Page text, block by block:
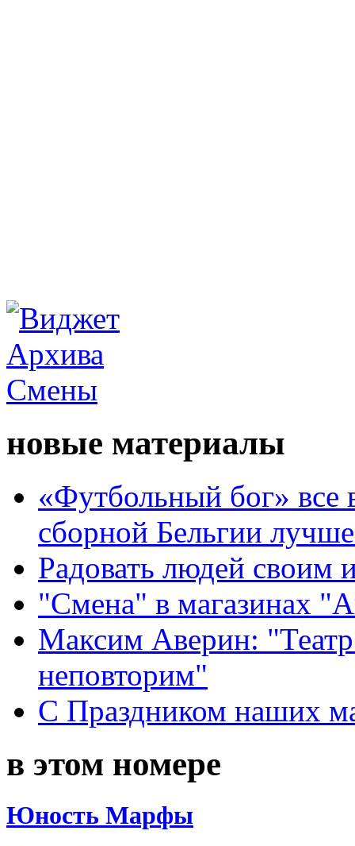
новые материалы
«Футбольный бог» все
сборной Бельгии
Радовать людей своим
"Смена" в магазинах
Максим Аверин:
неповторим"
С Праздником наших
в этом номере
Юность Марфы